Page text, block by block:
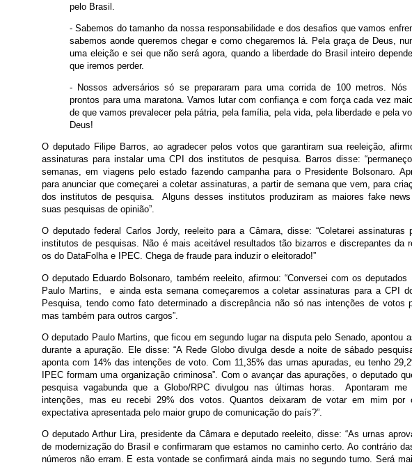
pelo Brasil.
- Sabemos do tamanho da nossa responsabilidade e dos desafios que vamos
sabemos aonde queremos chegar e como chegaremos lá. Pela graça de Deus,
uma eleição e sei que não será agora, quando a liberdade do Brasil inteiro
que iremos perder.
- Nossos adversários só se prepararam para uma corrida de 100 metros. Nós
prontos para uma maratona. Vamos lutar com confiança e com força cada vez
de que vamos prevalecer pela pátria, pela família, pela vida, pela liberdade e pela
Deus!
O deputado Filipe Barros, ao agradecer pelos votos que garantiram sua reeleição,
assinaturas para instalar uma CPI dos institutos de pesquisa. Barros disse:
semanas, em viagens pelo estado fazendo campanha para o Presidente Bolsonaro.
para anunciar que começarei a coletar assinaturas, a partir de semana que vem, para
dos institutos de pesquisa. Alguns desses institutos produziram as maiores fake
suas pesquisas de opinião”.
O deputado federal Carlos Jordy, reeleito para a Câmara, disse: “Coletarei assinaturas
institutos de pesquisas. Não é mais aceitável resultados tão bizarros e discrepantes da
os do DataFolha e IPEC. Chega de fraude para induzir o eleitorado!”
O deputado Eduardo Bolsonaro, também reeleito, afirmou: “Conversei com os
Paulo Martins, e ainda esta semana começaremos a coletar assinaturas para a CPI
Pesquisa, tendo como fato determinado a discrepância não só nas intenções de votos
mas também para outros cargos”.
O deputado Paulo Martins, que ficou em segundo lugar na disputa pelo Senado, apontou
durante a apuração. Ele disse: “A Rede Globo divulga desde a noite de sábado
aponta com 14% das intenções de voto. Com 11,35% das urnas apuradas, eu tenho
IPEC formam uma organização criminosa”. Com o avançar das apurações, o deputado
pesquisa vagabunda que a Globo/RPC divulgou nas últimas horas. Apontaram
intenções, mas eu recebi 29% dos votos. Quantos deixaram de votar em mim por
expectativa apresentada pelo maior grupo de comunicação do país?”.
O deputado Arthur Lira, presidente da Câmara e deputado reeleito, disse: “As urnas
de modernização do Brasil e confirmaram que estamos no caminho certo. Ao contrário
números não erram. E esta vontade se confirmará ainda mais no segundo turno. Será